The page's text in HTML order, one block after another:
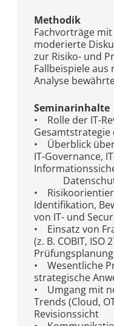
Methodik
Fachvorträge
moderierte
zur Risiko- und
Fallbeispiele aus
Analyse
Seminarinhalte
• Rolle der IT-
Gesamtstrategie
• Überblick
IT-Governance,
•
Identifikation,
von IT- und
• Einsatz von
(z. B. COBIT, ISO
Prüfungsplanung
• Wesentliche
strategische
• Umgang mit
Trends (Cloud,
Revisionssicht